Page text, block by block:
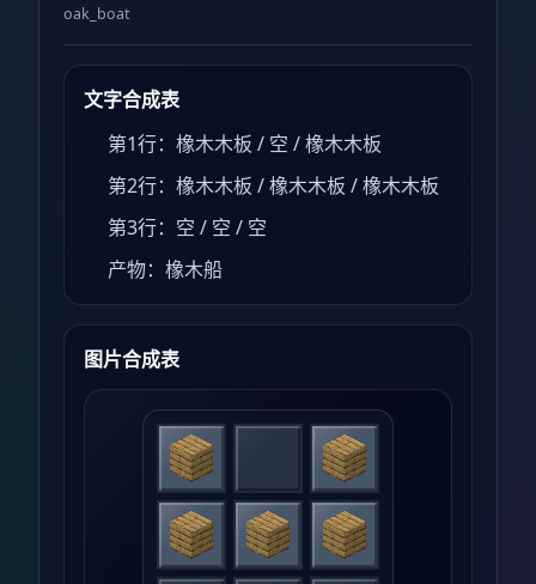
oak_boat
文字合成表
第1行：橡木木板 / 空 / 橡木木板
第2行：橡木木板 / 橡木木板 / 橡木木板
第3行：空 / 空 / 空
产物：橡木船
图片合成表